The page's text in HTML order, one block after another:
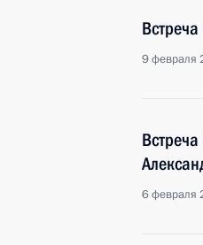
9 февраля
6 февраля